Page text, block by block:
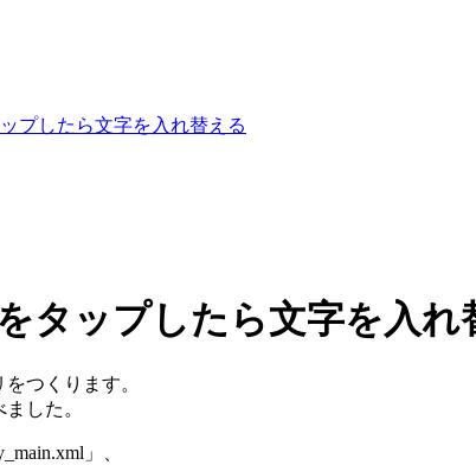
プしたら文字を入れ替える
タップしたら文字を入れ
つくります。
した。
」、